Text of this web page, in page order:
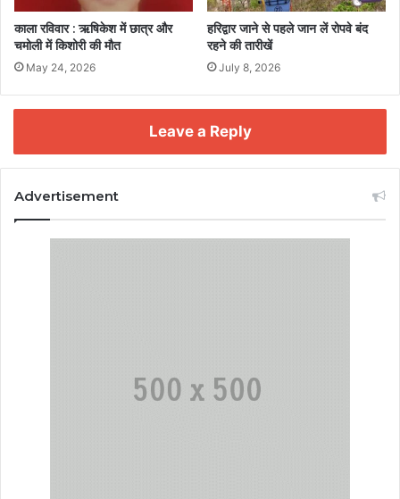
काला रविवार : ऋषिकेश में छात्र और
चमोली में किशोरी की मौत
May 24, 2026
हरिद्वार जाने से पहले जान लें रोपवे बंद
रहने की तारीखें
July 8, 2026
Leave a Reply
Advertisement